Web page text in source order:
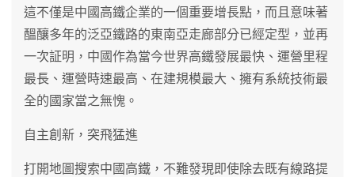
這不僅是中國高鐵企業的一個重要增長點，而且意味著
醞釀多年的泛亞鐵路的東南亞走廊部分已經定型，並再
一次証明，中國作為當今世界高鐵發展最快、運營里程
最長、運營時速最高、在建規模最大、擁有系統技術最
全的國家當之無愧。
自主創新，突飛猛進
打開地圖搜索中國高鐵，不難發現即使除去既有線路提